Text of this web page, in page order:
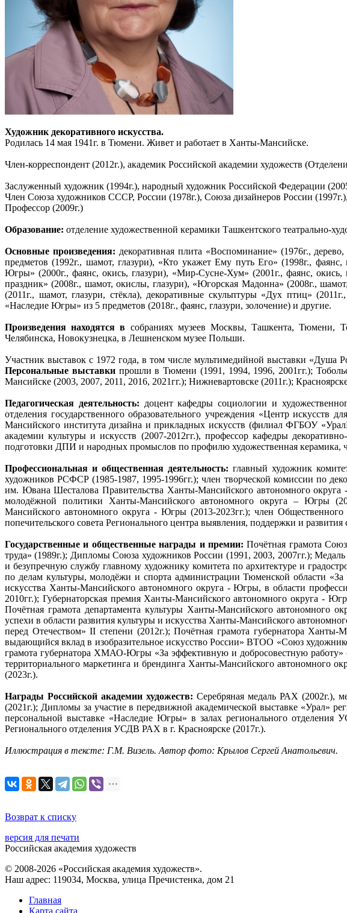
Художник декоративного искусства.
Родилась 14 мая 1941г. в Тюмени. Живет и работает в Ханты-Мансийске.
Член-корреспондент (2012г.), академик Российской академии художеств
Заслуженный художник (1994г.), народный художник Российской Федерации
Член Союза художников СССР, России (1978г.), Союза дизайнеров России
Профессор (2009г.)
Образование: отделение художественной керамики Ташкентского театрально-
Основные произведения: декоративная плита «Воспоминание» (1976г.,
предметов (1992г., шамот, глазури), «Кто укажет Ему путь Его» (1998г.,
Югры» (2000г., фаянс, окись, глазури), «Мир-Сусне-Хум» (2001г., фаянс,
праздник» (2008г., шамот, окислы, глазури), «Югорская Мадонна» (2008г.,
(2011г., шамот, глазури, стёкла), декоративные скульптуры «Дух птиц»
«Наследие Югры» из 5 предметов (2018г., фаянс, глазури, золочение) и другие.
Произведения находятся в собраниях музеев Москвы, Ташкента, Тюмени,
Челябинска, Новокузнецка, в Лешненском музее Польши.
Участник выставок с 1972 года, в том числе мультимедийной выставки «Душа
Персональные выставкипрошли в Тюмени (1991, 1994, 1996, 2001гг.);
Мансийске (2003, 2007, 2011, 2016, 2021гг.); Нижневартовске (2011г.);
Педагогическая деятельность: доцент кафедры социологии и
отделения государственного образовательного учреждения «Центр искусств
Мансийского института дизайна и прикладных искусств (филиал ФГБОУ
академии культуры и искусств (2007-2012гг.), профессор кафедры
подготовки ДПИ и народных промыслов по профилю художественная керамика,
Профессиональная и общественная деятельность: главный художник
художников РСФСР (1985-1987, 1995-1996гг.); член творческой комиссии по
им. Ювана Шесталова Правительства Ханты-Мансийского автономного
молодёжной политики Ханты-Мансийского автономного округа – Югры
Мансийского автономного округа - Югры (2013-2023гг.); член
попечительского совета Регионального центра выявления, поддержки и
Государственные и общественные награды и премии:Почётная грамота
труда» (1989г.); Дипломы Союза художников России (1991, 2003, 2007гг.);
и безупречную службу главному художнику комитета по архитектуре и
по делам культуры, молодёжи и спорта администрации Тюменской области
искусства Ханты-Мансийского автономного округа - Югры, в области
2010гг.); Губернаторская премия Ханты-Мансийского автономного округа -
Почётная грамота департамента культуры Ханты-Мансийского автономного
успехи в области развития культуры и искусства Ханты-Мансийского
перед Отечеством» II степени (2012г.); Почётная грамота губернатора
выдающийся вклад в изобразительное искусство России» ВТОО «Союз
грамота губернатора ХМАО-Югры «За эффективную и добросовестную работу»
территориального маркетинга и брендинга Ханты-Мансийского автономного
(2023г.).
Награды Российской академии художеств: Серебряная медаль РАХ (2002г.),
(2021г.); Дипломы за участие в передвижной академической выставке «Урал»
персональной выставке «Наследие Югры» в залах регионального
Регионального отделения УСДВ РАХ в г. Красноярске (2017г.).
Иллюстрация в тексте: Г.М. Визель. Автор фото: Крылов Сергей Анатольевич.
Возврат к списку
версия для печати
Российская академия художеств
© 2008-2026 «Российская академия художеств».
Наш адрес: 119034, Москва, улица Пречистенка, дом 21
Главная